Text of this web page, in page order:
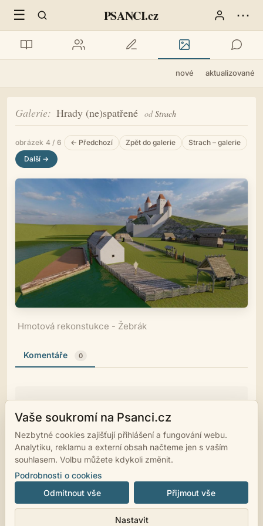
☰ PSANCI.cz ⋯
nové aktualizované
Galerie Hrady (ne)spatřené odStrach
obrázek 4 / 6 ← Předchozí Zpět do galerie
Strach – galerie
Další →
Hmotová rekonstukce - Žebrák
Komentáře 0
Ještě nikdo nekomentoval.
Pokud chcete vložit komentář, musíte se přihlásit.
Nastavení cookies
Vaše soukromí na Psanci.cz
Nezbytné cookies zajišťují přihlášení a fungování webu.
Analytiku, reklamu a externí obsah načteme jen s vaším
souhlasem. Volbu můžete kdykoli změnit.
Podrobnosti o cookies
Odmítnout vše
Nastavit
Přijmout vše